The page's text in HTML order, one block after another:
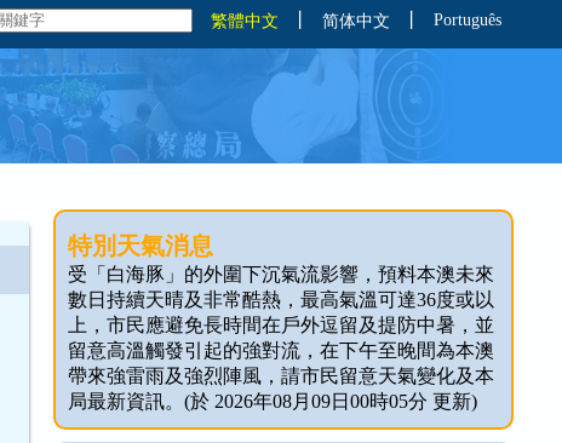
繁體中文 简体中文 Português
特別天氣消息
受「白海豚」的外圍下沉氣流影響，預料本澳未來
數日持續天晴及非常酷熱，最高氣溫可達36度或以
上，市民應避免長時間在戶外逗留及提防中暑，並
留意高溫觸發引起的強對流，在下午至晚間為本澳
帶來強雷雨及強烈陣風，請市民留意天氣變化及本
局最新資訊。(於 2026年08月09日00時05分 更新)